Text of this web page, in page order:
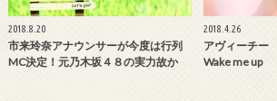
2018.8.20
市来玲奈アナウンサーが今度は行列
MC決定！元乃木坂４８の実力故か
2018.4.26
アヴィーチ
Wake me up